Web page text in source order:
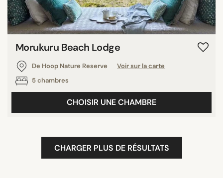
Morukuru Beach Lodge
De Hoop Nature Reserve
Voir sur la carte
5 chambres
CHOISIR UNE CHAMBRE
CHARGER PLUS DE RÉSULTATS